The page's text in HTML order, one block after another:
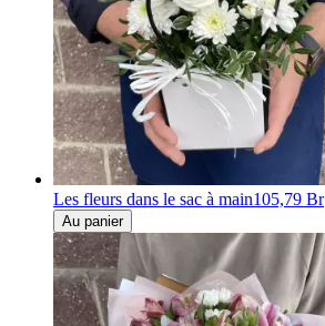
Les fleurs dans le sac à main105,79 Br
Au panier